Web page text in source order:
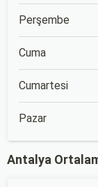
Perşembe
Cuma
Cumartesi
Pazar
Antalya